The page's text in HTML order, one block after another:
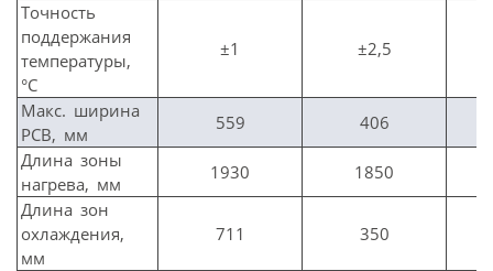
Точность
поддержания
температуры,
°С
±1 ±2,5
Макс. ширина
PCB, мм
559
406
Длина зоны
нагрева, мм
1930
1850
Длина зон
охлаждения,
мм
711 350